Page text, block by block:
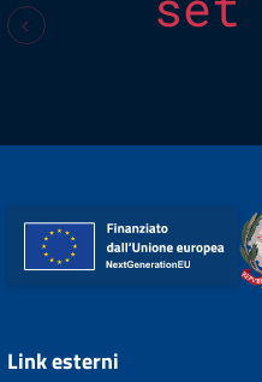
Link esterni